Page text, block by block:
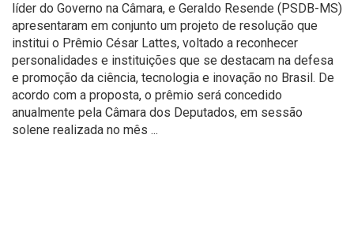
líder do Governo na Câmara, e Geraldo Resende (PSDB-MS)
apresentaram em conjunto um projeto de resolução que
institui o Prêmio César Lattes, voltado a reconhecer
personalidades e instituições que se destacam na defesa
e promoção da ciência, tecnologia e inovação no Brasil. De
acordo com a proposta, o prêmio será concedido
anualmente pela Câmara dos Deputados, em sessão
solene realizada no mês ...